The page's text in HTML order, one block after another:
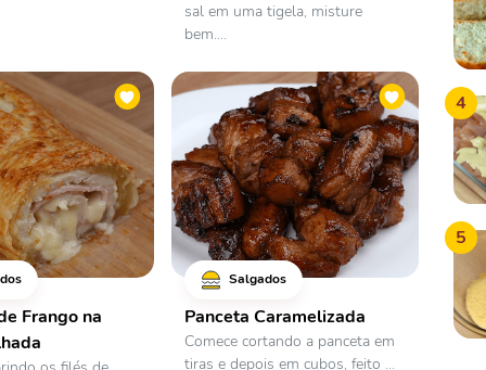
sal em uma tigela, misture
bem....
Frango na
Salgados
Panceta Caramelizada
Comece cortando a panceta em
tiras e depois em cubos, feito ...
4
5